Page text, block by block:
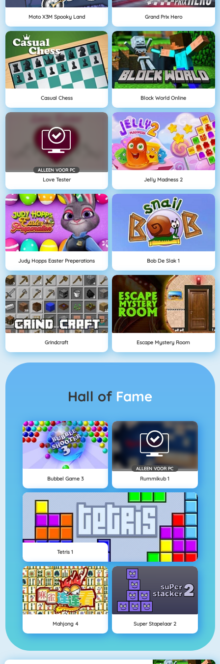
Moto X3M Spooky Land Grand Prix Hero
Casual Chess Block World Online
ALLEEN VOOR PC
Love Tester Jelly Madness 2
Judy Hopps Easter Preperations Bob De Slak 1
Grindcraft Escape Mystery Room
Hall of Fame
Bubbel Game 3
ALLEEN VOOR PC
Rummikub 1
Tetris 1
Mahjong 4 Super Stapelaar 2